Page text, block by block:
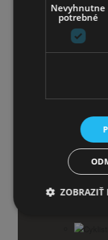
Svetlá
Nevyhnutne
potrebné
ZOBRAZIŤ